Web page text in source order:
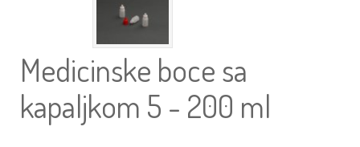
Medicinske boce sa
kapaljkom 5 - 200 ml